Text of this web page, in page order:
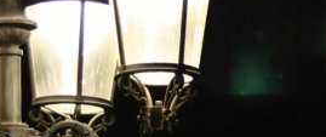
Läs Språktidningen
Press